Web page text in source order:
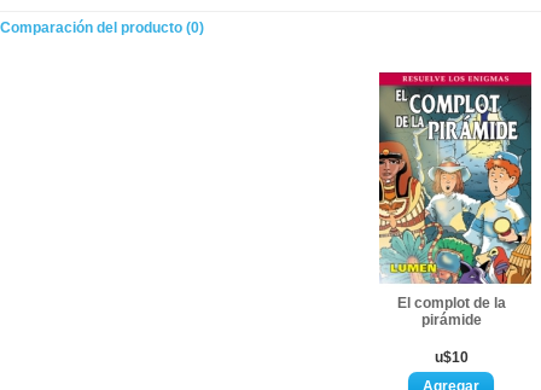
Comparación del producto (0)
El complot de la
pirámide
u$10